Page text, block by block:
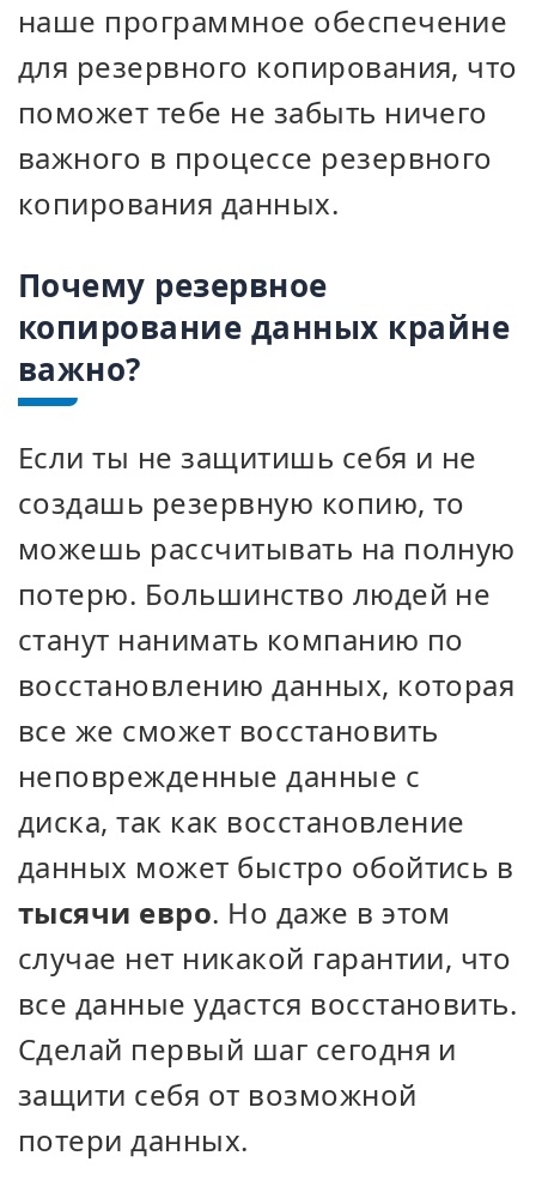
наше программное обеспечение
для резервного копирования, что
поможет тебе не забыть ничего
важного в процессе резервного
копирования данных.
Почему резервное
копирование данных крайне
важно?
Если ты не защитишь себя и не
создашь резервную копию, то
можешь рассчитывать на полную
потерю. Большинство людей не
станут нанимать компанию по
восстановлению данных, которая
все же сможет восстановить
неповрежденные данные с
диска, так как восстановление
данных может быстро обойтись в
тысячи евро. Но даже в этом
случае нет никакой гарантии, что
все данные удастся восстановить.
Сделай первый шаг сегодня и
защити себя от возможной
потери данных.